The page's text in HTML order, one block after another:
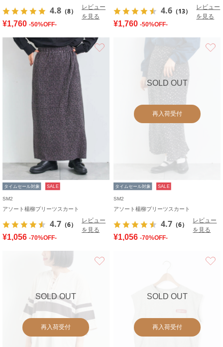
4.8 （8）
レビュー
を見る
¥1,760 -50%OFF-
4.6 （13）
レビュー
を見る
¥1,760 -50%OFF-
タイムセール対象 SALE
SM2
アソート楊柳プリーツスカート
4.7 （6）
レビュー
を見る
¥1,056 -70%OFF-
SOLD OUT
再入荷受付
タイムセール対象 SALE
SM2
アソート楊柳プリーツスカート
4.7 （6）
レビュー
を見る
¥1,056 -70%OFF-
SOLD OUT
再入荷受付
SOLD OUT
再入荷受付